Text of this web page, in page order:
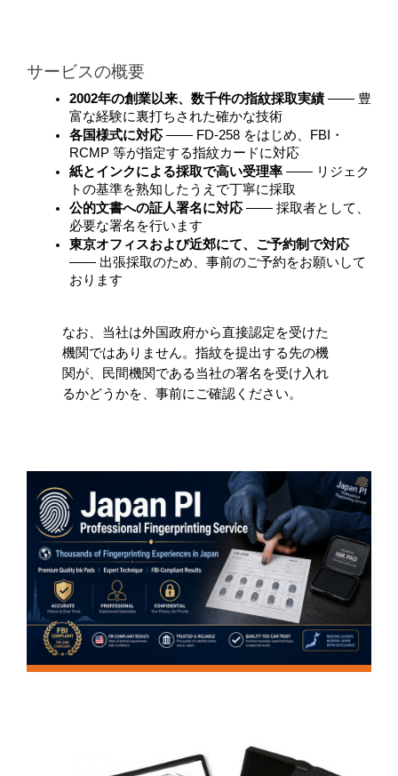
サービスの概要
2002年の創業以来、数千件の指紋採取実績 ―― 豊
富な経験に裏打ちされた確かな技術
各国様式に対応 ―― FD-258 をはじめ、FBI・
RCMP 等が指定する指紋カードに対応
紙とインクによる採取で高い受理率 ―― リジェク
トの基準を熟知したうえで丁寧に採取
公的文書への証人署名に対応 ―― 採取者として、
必要な署名を行います
東京オフィスおよび近郊にて、ご予約制で対応
―― 出張採取のため、事前のご予約をお願いして
おります
なお、当社は外国政府から直接認定を受けた
機関ではありません。指紋を提出する先の機
関が、民間機関である当社の署名を受け入れ
るかどうかを、事前にご確認ください。